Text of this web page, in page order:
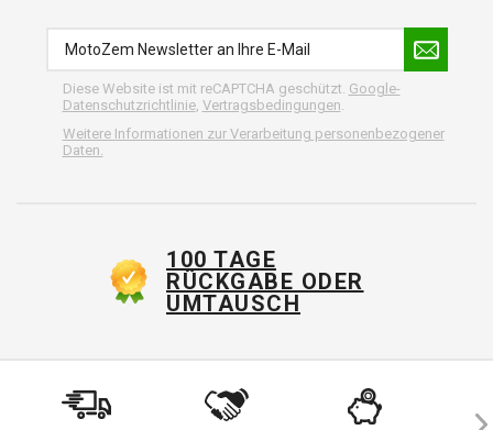
Diese Website ist mit reCAPTCHA geschützt. Google-
Datenschutzrichtlinie, Vertragsbedingungen
Weitere Informationen zur Verarbeitung personenbezogener
Daten.
100 TAGE
RÜCKGABE ODER
UMTAUSCH